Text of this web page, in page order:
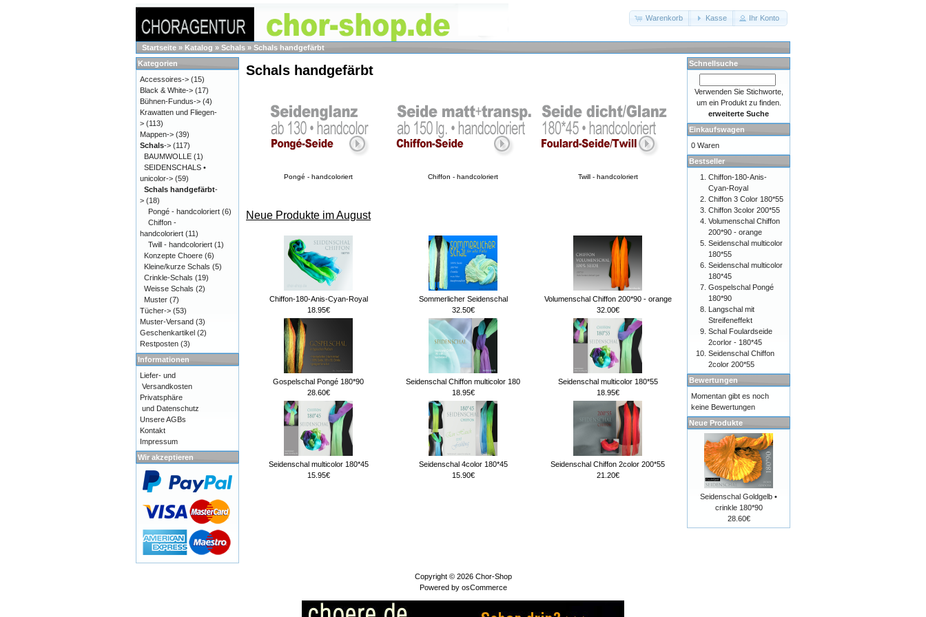
Warenkorb Kasse Ihr Konto
Startseite » Katalog » Schals » Schals handgefärbt
Schals handgefärbt
Pongé - handcoloriert Chiffon - handcoloriert Twill - handcoloriert
Neue Produkte im August
Chiffon-180-Anis-Cyan-Royal
18.95€
Sommerlicher Seidenschal
32.50€
Volumenschal Chiffon 200*90 - orange
32.00€
Gospelschal Pongé 180*90
28.60€
Seidenschal Chiffon multicolor 180
18.95€
Seidenschal multicolor 180*55
18.95€
Seidenschal multicolor 180*45
15.95€
Seidenschal 4color 180*45
15.90€
Seidenschal Chiffon 2color 200*55
21.20€
Kategorien
Accessoires-> (15)
Black & White-> (17)
Bühnen-Fundus-> (4)
Krawatten und Fliegen-
> (113)
Mappen-> (39)
Schals-> (117)
BAUMWOLLE (1)
SEIDENSCHALS •
unicolor-> (59)
Schals handgefärbt-
> (18)
Pongé - handcoloriert (6)
Chiffon -
handcoloriert (11)
Twill - handcoloriert (1)
Konzepte Choere (6)
Kleine/kurze Schals (5)
Crinkle-Schals (19)
Weisse Schals (2)
Muster (7)
Tücher-> (53)
Muster-Versand (3)
Geschenkartikel (2)
Restposten (3)
Informationen
Liefer- und
Versandkosten
Privatsphäre
und Datenschutz
Unsere AGBs
Kontakt
Impressum
Wir akzeptieren
Schnellsuche
Verwenden Sie Stichworte,
um ein Produkt zu finden.
erweiterte Suche
Einkaufswagen
0 Waren
Bestseller
Chiffon-180-Anis-
Cyan-Royal
Chiffon 3 Color 180*55
Chiffon 3color 200*55
Volumenschal Chiffon
200*90 - orange
Seidenschal multicolor
180*55
Seidenschal multicolor
180*45
Gospelschal Pongé
180*90
Langschal mit
Streifeneffekt
Schal Foulardseide
2corlor - 180*45
Seidenschal Chiffon
2color 200*55
Bewertungen
Momentan gibt es noch
keine Bewertungen
Neue Produkte
Seidenschal Goldgelb •
crinkle 180*90
28.60€
Copyright © 2026 Chor-Shop
Powered by osCommerce